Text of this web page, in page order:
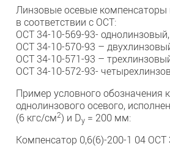
Линзовые осевые компенсаторы
в соответствии с ОСТ:
ОСТ 34-10-569-93- однолинзовый,
ОСТ 34-10-570-93 –
ОСТ 34-10-571-93 –
ОСТ 34-10-572-93-
Пример условного обозначения
однолинзового осевого,
(6 кгс/см2) и Dу = 200 мм:
Компенсатор 0,6(6)-200-1 04 ОСТ